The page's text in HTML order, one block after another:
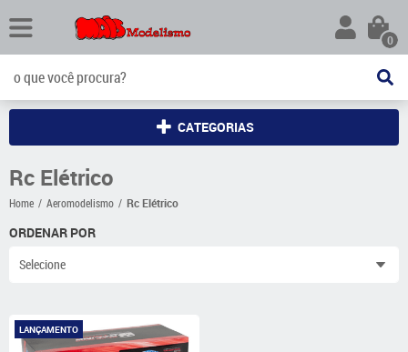
0
CATEGORIAS
Rc Elétrico
Home Aeromodelismo Rc Elétrico
ORDENAR POR
Selecione
LANÇAMENTO